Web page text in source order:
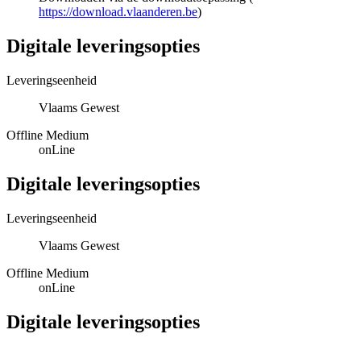
https://download.vlaanderen.be)
Digitale leveringsopties
Leveringseenheid
Vlaams Gewest
Offline Medium
onLine
Digitale leveringsopties
Leveringseenheid
Vlaams Gewest
Offline Medium
onLine
Digitale leveringsopties